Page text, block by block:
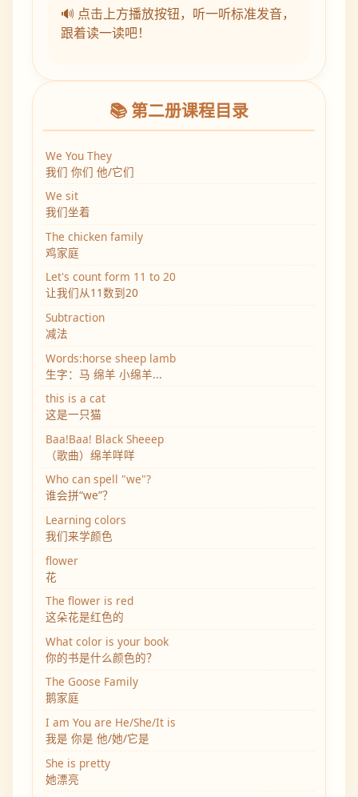
🔊 点击上方播放按钮，听一听标准发音，
跟着读一读吧！
📚 第二册课程目录
We You They
我们 你们 他/它们
We sit
我们坐着
The chicken family
鸡家庭
Let's count form 11 to 20
让我们从11数到20
Subtraction
减法
Words:horse sheep lamb
生字：马 绵羊 小绵羊...
this is a cat
这是一只猫
Baa!Baa! Black Sheeep
（歌曲）绵羊咩咩
Who can spell "we"?
谁会拼“we”？
Learning colors
我们来学颜色
flower
花
The flower is red
这朵花是红色的
What color is your book
你的书是什么颜色的？
The Goose Family
鹅家庭
I am You are He/She/It is
我是 你是 他/她/它是
She is pretty
她漂亮